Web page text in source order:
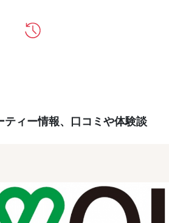
ティー情報、口コミや体験談